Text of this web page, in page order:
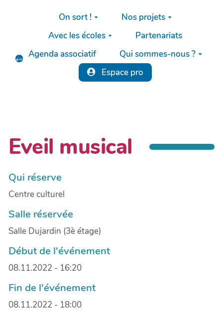
Aller au contenu principal
On sort !
Nos projets
Avec les écoles
Partenariats
Agenda associatif
Qui sommes-nous ?
Espace pro
Eveil musical
Qui réserve
Centre culturel
Salle réservée
Salle Dujardin (3è étage)
Début de l'événement
08.11.2022 - 16:20
Fin de l'événement
08.11.2022 - 18:00